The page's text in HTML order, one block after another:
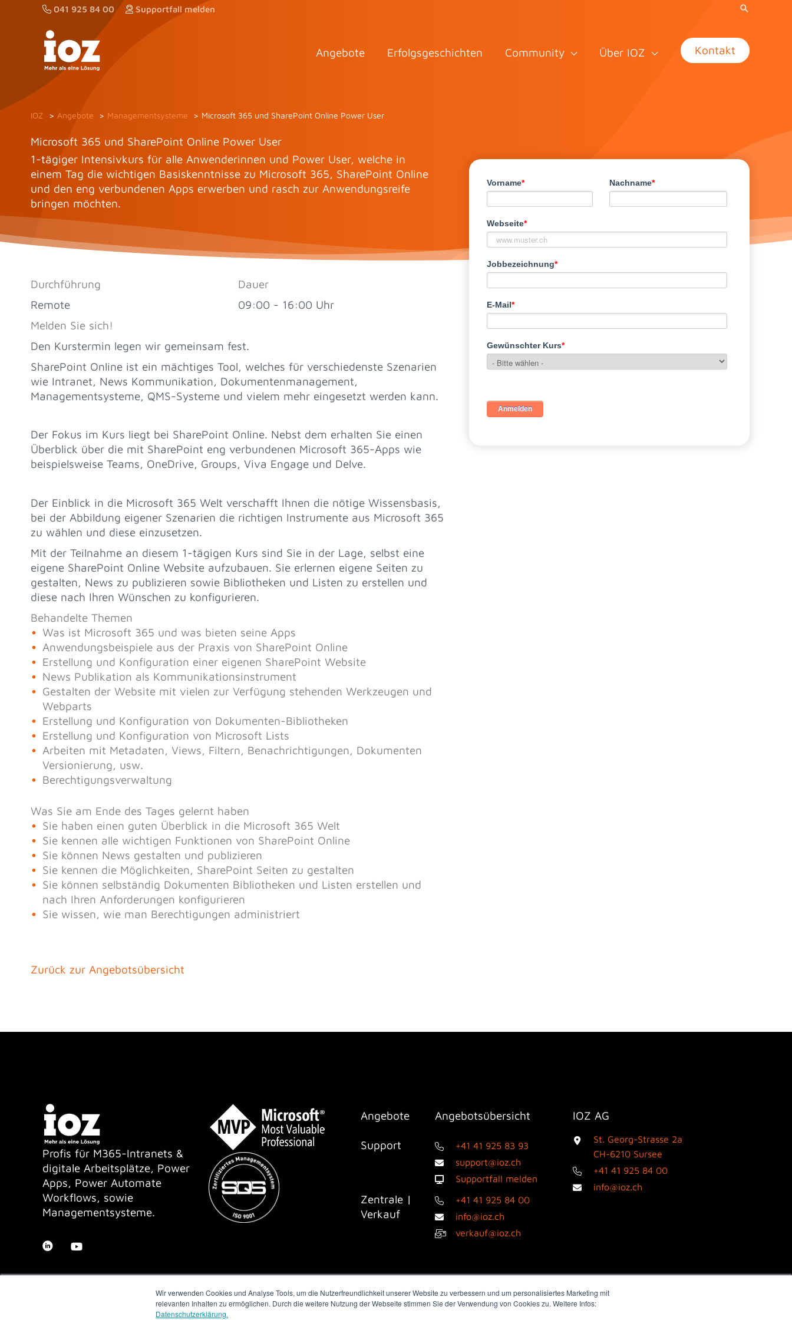
Wir verwenden Cookies und Analyse Tools, um die Nutzerfreundlichkeit unserer Website zu verbessern und um personalisiertes Marketing mit
relevanten Inhalten zu ermöglichen. Durch die weitere Nutzung der Webseite stimmen Sie der Verwendung von Cookies zu. Weitere Infos:
Datenschutzerklärung.
041 925 84 00 Supportfall melden
Angebote Erfolgsgeschichten Community Über IOZ Kontakt
IOZ Angebote Managementsysteme Microsoft 365 und SharePoint Online Power User
Microsoft 365 und SharePoint Online Power User
1-tägiger Intensivkurs für alle Anwenderinnen und Power User, welche in
einem Tag die wichtigen Basiskenntnisse zu Microsoft 365, SharePoint Online
und den eng verbundenen Apps erwerben und rasch zur Anwendungsreife
bringen möchten.
Durchführung
Remote
Dauer
09:00 - 16:00 Uhr
Melden Sie sich!
Den Kurstermin legen wir gemeinsam fest.
SharePoint Online ist ein mächtiges Tool, welches für verschiedenste Szenarien
wie Intranet, News Kommunikation, Dokumentenmanagement,
Managementsysteme, QMS-Systeme und vielem mehr eingesetzt werden kann.
Der Fokus im Kurs liegt bei SharePoint Online. Nebst dem erhalten Sie einen
Überblick über die mit SharePoint eng verbundenen Microsoft 365-Apps wie
beispielsweise Teams, OneDrive, Groups, Viva Engage und Delve.
Der Einblick in die Microsoft 365 Welt verschafft Ihnen die nötige Wissensbasis,
bei der Abbildung eigener Szenarien die richtigen Instrumente aus Microsoft 365
zu wählen und diese einzusetzen.
Mit der Teilnahme an diesem 1-tägigen Kurs sind Sie in der Lage, selbst eine
eigene SharePoint Online Website aufzubauen. Sie erlernen eigene Seiten zu
gestalten, News zu publizieren sowie Bibliotheken und Listen zu erstellen und
diese nach Ihren Wünschen zu konfigurieren.
Behandelte Themen
Was ist Microsoft 365 und was bieten seine Apps
Anwendungsbeispiele aus der Praxis von SharePoint Online
Erstellung und Konfiguration einer eigenen SharePoint Website
News Publikation als Kommunikationsinstrument
Gestalten der Website mit vielen zur Verfügung stehenden Werkzeugen und
Webparts
Erstellung und Konfiguration von Dokumenten-Bibliotheken
Erstellung und Konfiguration von Microsoft Lists
Arbeiten mit Metadaten, Views, Filtern, Benachrichtigungen, Dokumenten
Versionierung, usw.
Berechtigungsverwaltung
Was Sie am Ende des Tages gelernt haben
Sie haben einen guten Überblick in die Microsoft 365 Welt
Sie kennen alle wichtigen Funktionen von SharePoint Online
Sie können News gestalten und publizieren
Sie kennen die Möglichkeiten, SharePoint Seiten zu gestalten
Sie können selbständig Dokumenten Bibliotheken und Listen erstellen und
nach Ihren Anforderungen konfigurieren
Sie wissen, wie man Berechtigungen administriert
Zurück zur Angebotsübersicht
Profis für M365-Intranets &
digitale Arbeitsplätze, Power
Apps, Power Automate
Workflows, sowie
Managementsysteme.
Angebote Angebotsübersicht
Support
+41 41 925 83 93
support@ioz.ch
Supportfall melden
Zentrale |
Verkauf
+41 41 925 84 00
info@ioz.ch
verkauf@ioz.ch
IOZ AG
St. Georg-Strasse 2a
CH-6210 Sursee
+41 41 925 84 00
info@ioz.ch
Impressum·Datenschutz·